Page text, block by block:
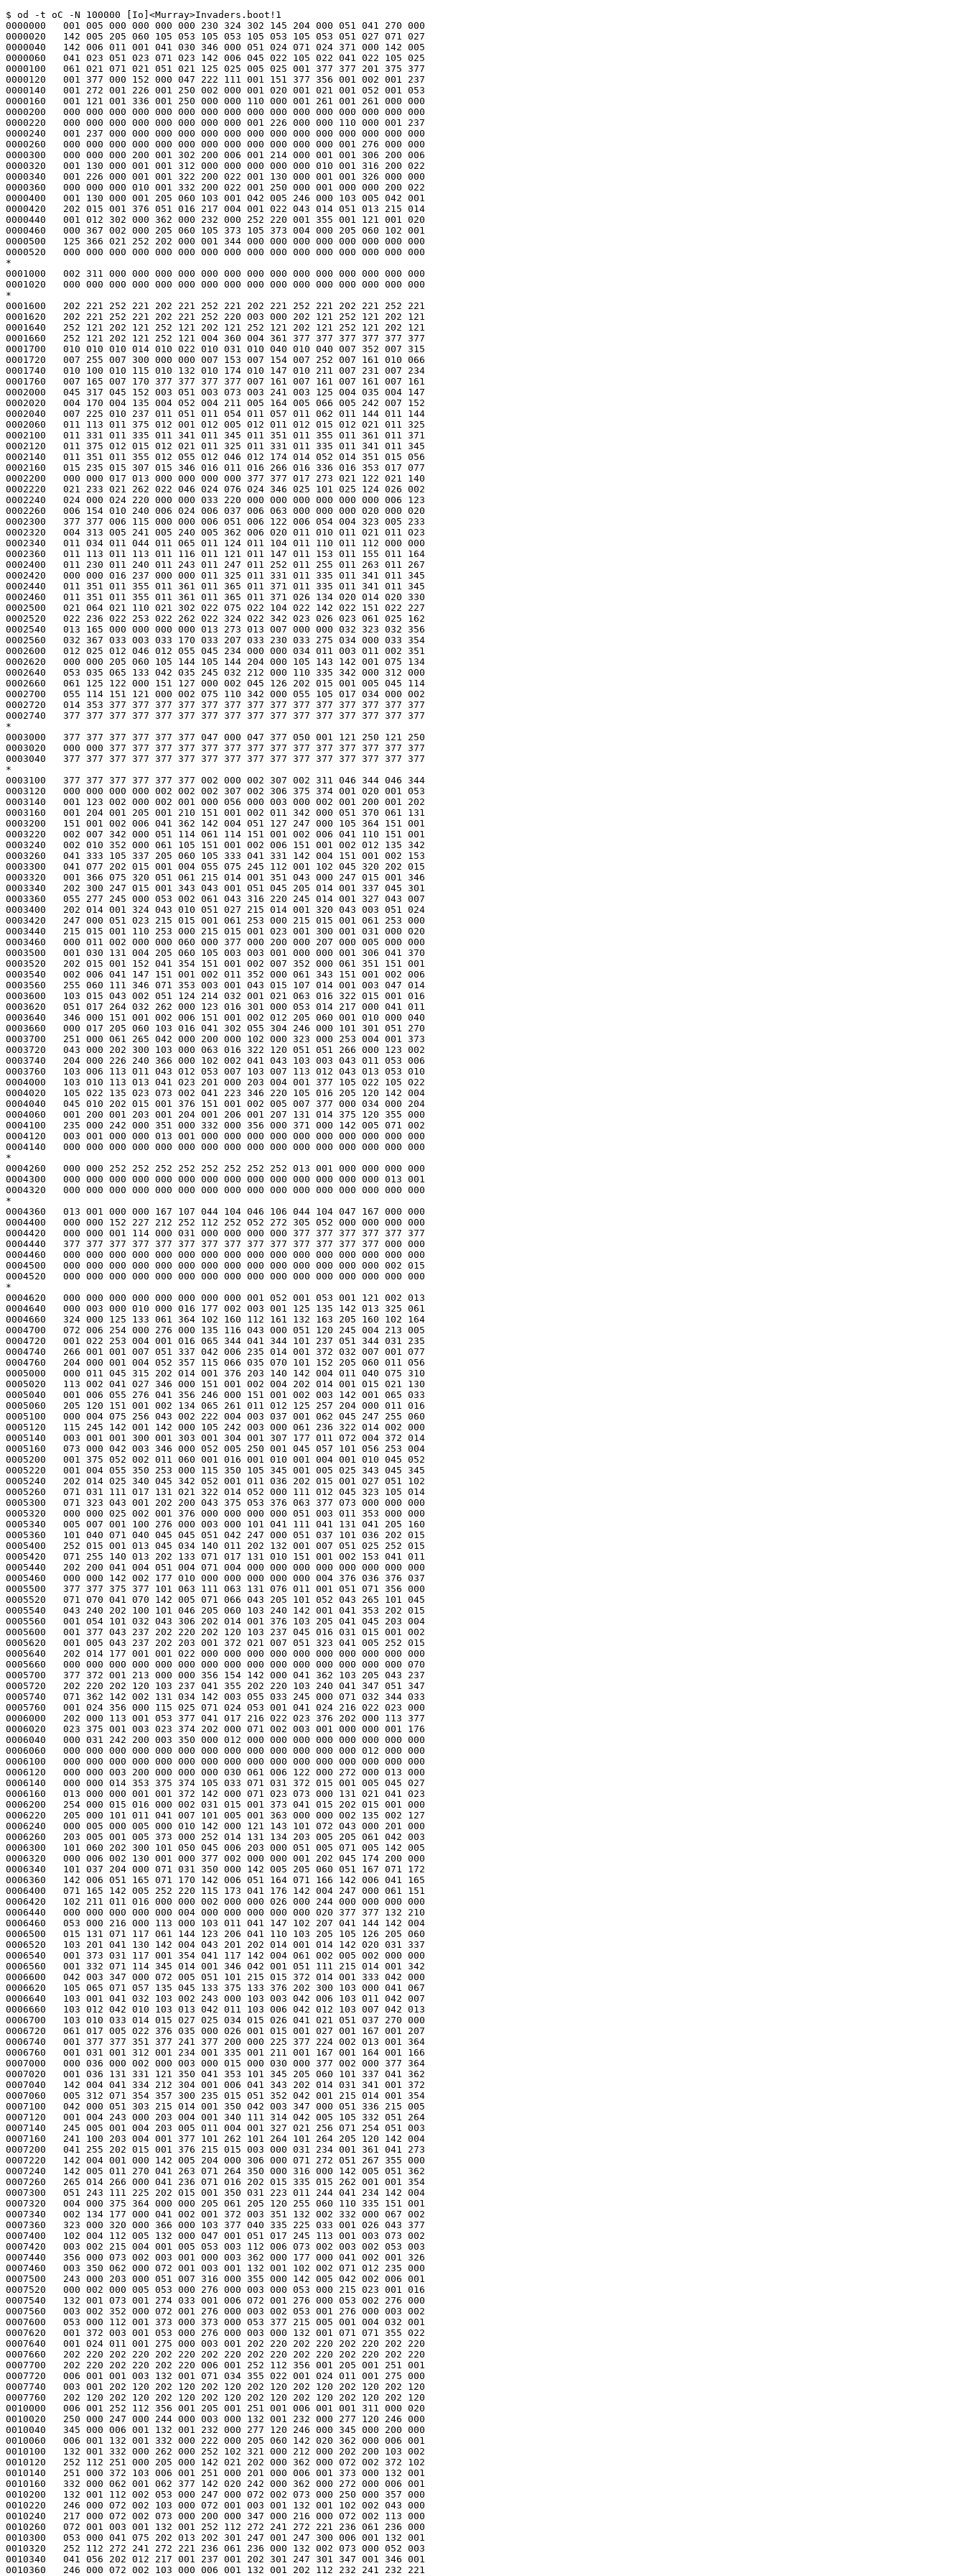
$ od -t oC -N 100000 [Io]<Murray>Invaders.boot!1
0000000   001 005 000 000 000 000 230 324 302 145 204 000 051 041 270 000
0000020   142 005 205 060 105 053 105 053 105 053 105 053 051 027 071 027
0000040   142 006 011 001 041 030 346 000 051 024 071 024 371 000 142 005
0000060   041 023 051 023 071 023 142 006 045 022 105 022 041 022 105 025
0000100   061 021 071 021 051 021 125 025 005 025 001 377 377 201 375 377
0000120   001 377 000 152 000 047 222 111 001 151 377 356 001 002 001 237
0000140   001 272 001 226 001 250 002 000 001 020 001 021 001 052 001 053
0000160   001 121 001 336 001 250 000 000 110 000 001 261 001 261 000 000
0000200   000 000 000 000 000 000 000 000 000 000 000 000 000 000 000 000
0000220   000 000 000 000 000 000 000 000 001 226 000 000 110 000 001 237
0000240   001 237 000 000 000 000 000 000 000 000 000 000 000 000 000 000
0000260   000 000 000 000 000 000 000 000 000 000 000 000 001 276 000 000
0000300   000 000 000 200 001 302 200 006 001 214 000 001 001 306 200 006
0000320   001 130 000 001 001 312 000 000 000 000 000 010 001 316 200 022
0000340   001 226 000 001 001 322 200 022 001 130 000 001 001 326 000 000
0000360   000 000 000 010 001 332 200 022 001 250 000 001 000 000 200 022
0000400   001 130 000 001 205 060 103 001 042 005 246 000 103 005 042 001
0000420   202 015 001 376 051 016 217 004 001 022 043 014 051 013 215 014
0000440   001 012 302 000 362 000 232 000 252 220 001 355 001 121 001 020
0000460   000 367 002 000 205 060 105 373 105 373 004 000 205 060 102 001
0000500   125 366 021 252 202 000 001 344 000 000 000 000 000 000 000 000
0000520   000 000 000 000 000 000 000 000 000 000 000 000 000 000 000 000
*
0001000   002 311 000 000 000 000 000 000 000 000 000 000 000 000 000 000
0001020   000 000 000 000 000 000 000 000 000 000 000 000 000 000 000 000
*
0001600   202 221 252 221 202 221 252 221 202 221 252 221 202 221 252 221
0001620   202 221 252 221 202 221 252 220 003 000 202 121 252 121 202 121
0001640   252 121 202 121 252 121 202 121 252 121 202 121 252 121 202 121
0001660   252 121 202 121 252 121 004 360 004 361 377 377 377 377 377 377
0001700   010 010 010 014 010 022 010 031 010 040 010 040 007 352 007 315
0001720   007 255 007 300 000 000 007 153 007 154 007 252 007 161 010 066
0001740   010 100 010 115 010 132 010 174 010 147 010 211 007 231 007 234
0001760   007 165 007 170 377 377 377 377 007 161 007 161 007 161 007 161
0002000   045 317 045 152 003 051 003 073 003 241 003 125 004 035 004 147
0002020   004 170 004 135 004 052 004 211 005 164 005 066 005 242 007 152
0002040   007 225 010 237 011 051 011 054 011 057 011 062 011 144 011 144
0002060   011 113 011 375 012 001 012 005 012 011 012 015 012 021 011 325
0002100   011 331 011 335 011 341 011 345 011 351 011 355 011 361 011 371
0002120   011 375 012 015 012 021 011 325 011 331 011 335 011 341 011 345
0002140   011 351 011 355 012 055 012 046 012 174 014 052 014 351 015 056
0002160   015 235 015 307 015 346 016 011 016 266 016 336 016 353 017 077
0002200   000 000 017 013 000 000 000 000 377 377 017 273 021 122 021 140
0002220   021 233 021 262 022 046 024 076 024 346 025 101 025 124 026 002
0002240   024 000 024 220 000 000 033 220 000 000 000 000 000 000 006 123
0002260   006 154 010 240 006 024 006 037 006 063 000 000 000 020 000 020
0002300   377 377 006 115 000 000 006 051 006 122 006 054 004 323 005 233
0002320   004 313 005 241 005 240 005 362 006 020 011 010 011 021 011 023
0002340   011 034 011 044 011 065 011 124 011 104 011 110 011 112 000 000
0002360   011 113 011 113 011 116 011 121 011 147 011 153 011 155 011 164
0002400   011 230 011 240 011 243 011 247 011 252 011 255 011 263 011 267
0002420   000 000 016 237 000 000 011 325 011 331 011 335 011 341 011 345
0002440   011 351 011 355 011 361 011 365 011 371 011 335 011 341 011 345
0002460   011 351 011 355 011 361 011 365 011 371 026 134 020 014 020 330
0002500   021 064 021 110 021 302 022 075 022 104 022 142 022 151 022 227
0002520   022 236 022 253 022 262 022 324 022 342 023 026 023 061 025 162
0002540   013 165 000 000 000 000 013 273 013 007 000 000 032 323 032 356
0002560   032 367 033 003 033 170 033 207 033 230 033 275 034 000 033 354
0002600   012 025 012 046 012 055 045 234 000 000 034 011 003 011 002 351
0002620   000 000 205 060 105 144 105 144 204 000 105 143 142 001 075 134
0002640   053 035 065 133 042 035 245 032 212 000 110 335 342 000 312 000
0002660   061 125 122 000 151 127 000 002 045 126 202 015 001 005 045 114
0002700   055 114 151 121 000 002 075 110 342 000 055 105 017 034 000 002
0002720   014 353 377 377 377 377 377 377 377 377 377 377 377 377 377 377
0002740   377 377 377 377 377 377 377 377 377 377 377 377 377 377 377 377
*
0003000   377 377 377 377 377 377 047 000 047 377 050 001 121 250 121 250
0003020   000 000 377 377 377 377 377 377 377 377 377 377 377 377 377 377
0003040   377 377 377 377 377 377 377 377 377 377 377 377 377 377 377 377
*
0003100   377 377 377 377 377 377 002 000 002 307 002 311 046 344 046 344
0003120   000 000 000 000 002 002 002 307 002 306 375 374 001 020 001 053
0003140   001 123 002 000 002 001 000 056 000 003 000 002 001 200 001 202
0003160   001 204 001 205 001 210 151 001 002 011 342 000 051 370 061 131
0003200   151 001 002 006 041 362 142 004 051 127 247 000 105 364 151 001
0003220   002 007 342 000 051 114 061 114 151 001 002 006 041 110 151 001
0003240   002 010 352 000 061 105 151 001 002 006 151 001 002 012 135 342
0003260   041 333 105 337 205 060 105 333 041 331 142 004 151 001 002 153
0003300   041 077 202 015 001 004 055 075 245 112 001 102 045 320 202 015
0003320   001 366 075 320 051 061 215 014 001 351 043 000 247 015 001 346
0003340   202 300 247 015 001 343 043 001 051 045 205 014 001 337 045 301
0003360   055 277 245 000 053 002 061 043 316 220 245 014 001 327 043 007
0003400   202 014 001 324 043 010 051 027 215 014 001 320 043 003 051 024
0003420   247 000 051 023 215 015 001 061 253 000 215 015 001 061 253 000
0003440   215 015 001 110 253 000 215 015 001 023 001 300 001 031 000 020
0003460   000 011 002 000 000 060 000 377 000 200 000 207 000 005 000 000
0003500   001 030 131 004 205 060 105 003 003 001 000 000 001 306 041 370
0003520   202 015 001 152 041 354 151 001 002 007 352 000 061 351 151 001
0003540   002 006 041 147 151 001 002 011 352 000 061 343 151 001 002 006
0003560   255 060 111 346 071 353 003 001 043 015 107 014 001 003 047 014
0003600   103 015 043 002 051 124 214 032 001 021 063 016 322 015 001 016
0003620   051 017 264 032 262 000 123 016 301 000 053 014 217 000 041 011
0003640   346 000 151 001 002 006 151 001 002 012 205 060 001 010 000 040
0003660   000 017 205 060 103 016 041 302 055 304 246 000 101 301 051 270
0003700   251 000 061 265 042 000 200 000 102 000 323 000 253 004 001 373
0003720   043 000 202 300 103 000 063 016 322 120 051 051 266 000 123 002
0003740   204 000 226 240 366 000 102 002 041 043 103 003 043 011 053 006
0003760   103 006 113 011 043 012 053 007 103 007 113 012 043 013 053 010
0004000   103 010 113 013 041 023 201 000 203 004 001 377 105 022 105 022
0004020   105 022 135 023 073 002 041 223 346 220 105 016 205 120 142 004
0004040   045 010 202 015 001 376 151 001 002 005 007 377 000 034 000 204
0004060   001 200 001 203 001 204 001 206 001 207 131 014 375 120 355 000
0004100   235 000 242 000 351 000 332 000 356 000 371 000 142 005 071 002
0004120   003 001 000 000 013 001 000 000 000 000 000 000 000 000 000 000
0004140   000 000 000 000 000 000 000 000 000 000 000 000 000 000 000 000
*
0004260   000 000 252 252 252 252 252 252 252 252 013 001 000 000 000 000
0004300   000 000 000 000 000 000 000 000 000 000 000 000 000 000 013 001
0004320   000 000 000 000 000 000 000 000 000 000 000 000 000 000 000 000
*
0004360   013 001 000 000 167 107 044 104 046 106 044 104 047 167 000 000
0004400   000 000 152 227 212 252 112 252 052 272 305 052 000 000 000 000
0004420   000 000 001 114 000 031 000 000 000 000 377 377 377 377 377 377
0004440   377 377 377 377 377 377 377 377 377 377 377 377 377 377 000 000
0004460   000 000 000 000 000 000 000 000 000 000 000 000 000 000 000 000
0004500   000 000 000 000 000 000 000 000 000 000 000 000 000 000 002 015
0004520   000 000 000 000 000 000 000 000 000 000 000 000 000 000 000 000
*
0004620   000 000 000 000 000 000 000 000 001 052 001 053 001 121 002 013
0004640   000 003 000 010 000 016 177 002 003 001 125 135 142 013 325 061
0004660   324 000 125 133 061 364 102 160 112 161 132 163 205 160 102 164
0004700   072 006 254 000 276 000 135 116 043 000 051 120 245 004 213 005
0004720   001 022 253 004 001 016 065 344 041 344 101 237 051 344 031 235
0004740   266 001 001 007 051 337 042 006 235 014 001 372 032 007 001 077
0004760   204 000 001 004 052 357 115 066 035 070 101 152 205 060 011 056
0005000   000 011 045 315 202 014 001 376 203 140 142 004 011 040 075 310
0005020   113 002 041 027 346 000 151 001 002 004 202 014 001 015 021 130
0005040   001 006 055 276 041 356 246 000 151 001 002 003 142 001 065 033
0005060   205 120 151 001 002 134 065 261 011 012 125 257 204 000 011 016
0005100   000 004 075 256 043 002 222 004 003 037 001 062 045 247 255 060
0005120   115 245 142 001 142 000 105 242 003 000 061 236 322 014 002 000
0005140   003 001 001 300 001 303 001 304 001 307 177 011 072 004 372 014
0005160   073 000 042 003 346 000 052 005 250 001 045 057 101 056 253 004
0005200   001 375 052 002 011 060 001 016 001 010 001 004 001 010 045 052
0005220   001 004 055 350 253 000 115 350 105 345 001 005 025 343 045 345
0005240   202 014 025 340 045 342 052 001 011 036 202 015 001 027 051 102
0005260   071 031 111 017 131 021 322 014 052 000 111 012 045 323 105 014
0005300   071 323 043 001 202 200 043 375 053 376 063 377 073 000 000 000
0005320   000 000 025 002 001 376 000 000 000 000 051 003 011 353 000 000
0005340   005 007 001 100 276 000 003 000 101 041 111 041 131 041 205 160
0005360   101 040 071 040 045 045 051 042 247 000 051 037 101 036 202 015
0005400   252 015 001